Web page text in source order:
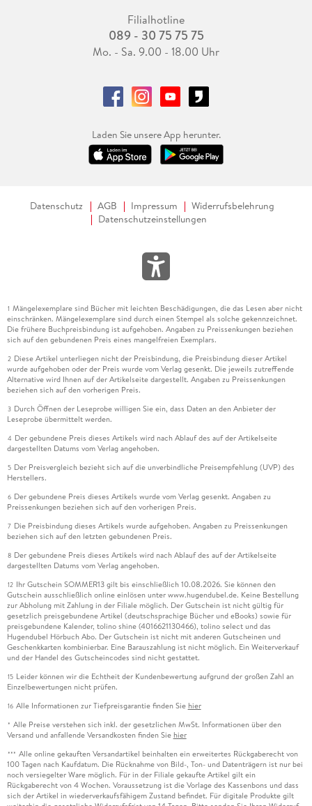
Filialhotline
089 - 30 75 75 75
Mo. - Sa. 9.00 - 18.00 Uhr
Laden Sie unsere App herunter.
Datenschutz AGB Impressum
Widerrufsbelehrung
Datenschutzeinstellungen
1 Mängelexemplare sind Bücher mit leichten Beschädigungen, die das Lesen aber nicht
einschränken. Mängelexemplare sind durch einen Stempel als solche gekennzeichnet.
Die frühere Buchpreisbindung ist aufgehoben. Angaben zu Preissenkungen beziehen
sich auf den gebundenen Preis eines mangelfreien Exemplars.
2 Diese Artikel unterliegen nicht der Preisbindung, die Preisbindung dieser Artikel
wurde aufgehoben oder der Preis wurde vom Verlag gesenkt. Die jeweils zutreffende
Alternative wird Ihnen auf der Artikelseite dargestellt. Angaben zu Preissenkungen
beziehen sich auf den vorherigen Preis.
3 Durch Öffnen der Leseprobe willigen Sie ein, dass Daten an den Anbieter der
Leseprobe übermittelt werden.
4 Der gebundene Preis dieses Artikels wird nach Ablauf des auf der Artikelseite
dargestellten Datums vom Verlag angehoben.
5 Der Preisvergleich bezieht sich auf die unverbindliche Preisempfehlung (UVP) des
Herstellers.
6 Der gebundene Preis dieses Artikels wurde vom Verlag gesenkt. Angaben zu
Preissenkungen beziehen sich auf den vorherigen Preis.
7 Die Preisbindung dieses Artikels wurde aufgehoben. Angaben zu Preissenkungen
beziehen sich auf den letzten gebundenen Preis.
8 Der gebundene Preis dieses Artikels wird nach Ablauf des auf der Artikelseite
dargestellten Datums vom Verlag angehoben.
12 Ihr Gutschein SOMMER13 gilt bis einschließlich 10.08.2026. Sie können den
Gutschein ausschließlich online einlösen unter www.hugendubel.de. Keine Bestellung
zur Abholung mit Zahlung in der Filiale möglich. Der Gutschein ist nicht gültig für
gesetzlich preisgebundene Artikel (deutschsprachige Bücher und eBooks) sowie für
preisgebundene Kalender, tolino shine (4016621130466), tolino select und das
Hugendubel Hörbuch Abo. Der Gutschein ist nicht mit anderen Gutscheinen und
Geschenkkarten kombinierbar. Eine Barauszahlung ist nicht möglich. Ein Weiterverkauf
und der Handel des Gutscheincodes sind nicht gestattet.
15 Leider können wir die Echtheit der Kundenbewertung aufgrund der großen Zahl an
Einzelbewertungen nicht prüfen.
16 Alle Informationen zur Tiefpreisgarantie finden Sie hier
* Alle Preise verstehen sich inkl. der gesetzlichen MwSt. Informationen über den
Versand und anfallende Versandkosten finden Sie hier
*** Alle online gekauften Versandartikel beinhalten ein erweitertes Rückgaberecht von
100 Tagen nach Kaufdatum. Die Rücknahme von Bild-, Ton- und Datenträgern ist nur bei
noch versiegelter Ware möglich. Für in der Filiale gekaufte Artikel gilt ein
Rückgaberecht von 4 Wochen. Voraussetzung ist die Vorlage des Kassenbons und dass
sich der Artikel in wiederverkaufsfähigem Zustand befindet. Für digitale Produkte gilt